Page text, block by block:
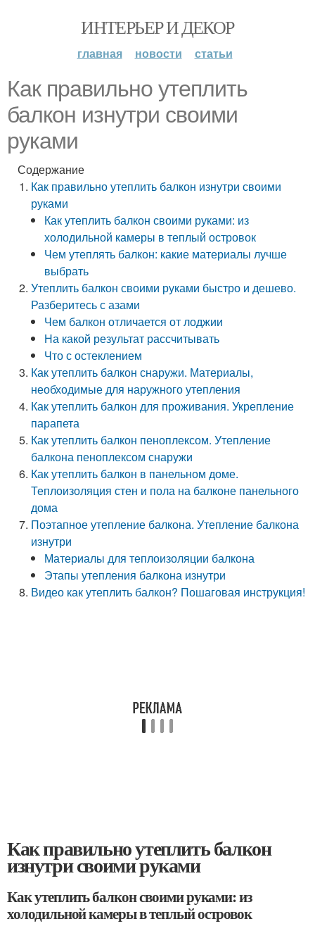
ИНТЕРЬЕР И ДЕКОР
главная новости статьи
Как правильно утеплить
балкон изнутри своими
руками
Содержание
Как правильно утеплить балкон изнутри своими
руками
Как утеплить балкон своими руками: из
холодильной камеры в теплый островок
Чем утеплять балкон: какие материалы лучше
выбрать
Утеплить балкон своими руками быстро и дешево.
Разберитесь с азами
Чем балкон отличается от лоджии
На какой результат рассчитывать
Что с остеклением
Как утеплить балкон снаружи. Материалы,
необходимые для наружного утепления
Как утеплить балкон для проживания. Укрепление
парапета
Как утеплить балкон пеноплексом. Утепление
балкона пеноплексом снаружи
Как утеплить балкон в панельном доме.
Теплоизоляция стен и пола на балконе панельного
дома
Поэтапное утепление балкона. Утепление балкона
изнутри
Материалы для теплоизоляции балкона
Этапы утепления балкона изнутри
Видео как утеплить балкон? Пошаговая инструкция!
Как правильно утеплить балкон
изнутри своими руками
Как утеплить балкон своими руками: из
холодильной камеры в теплый островок